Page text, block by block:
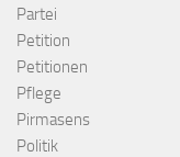
Partei
Petition
Petitionen
Pflege
Pirmasens
Politik